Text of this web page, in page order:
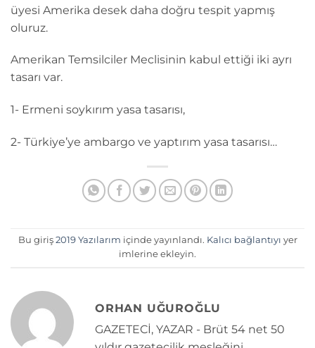
üyesi Amerika desek daha doğru tespit yapmış
oluruz.
Amerikan Temsilciler Meclisinin kabul ettiği iki ayrı
tasarı var.
1- Ermeni soykırım yasa tasarısı,
2- Türkiye’ye ambargo ve yaptırım yasa tasarısı…
Bu giriş 2019 Yazılarım içinde yayınlandı. Kalıcı bağlantıyı yer
imlerine ekleyin.
ORHAN UĞUROĞLU
GAZETECİ, YAZAR - Brüt 54 net 50